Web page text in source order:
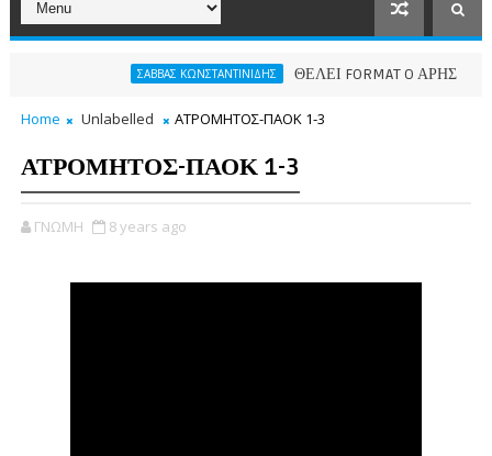
ΣΑΒΒΑΣ ΚΩΝΣΤΑΝΤΙΝΙΔΗΣ ΘΕΛΕΙ FORMAT O ΑΡΗΣ ΠΑΕ
Home Unlabelled ΑΤΡΟΜΗΤΟΣ-ΠΑΟΚ 1-3
ΑΤΡΟΜΗΤΟΣ-ΠΑΟΚ 1-3
ΓΝΩΜΗ 8 years ago